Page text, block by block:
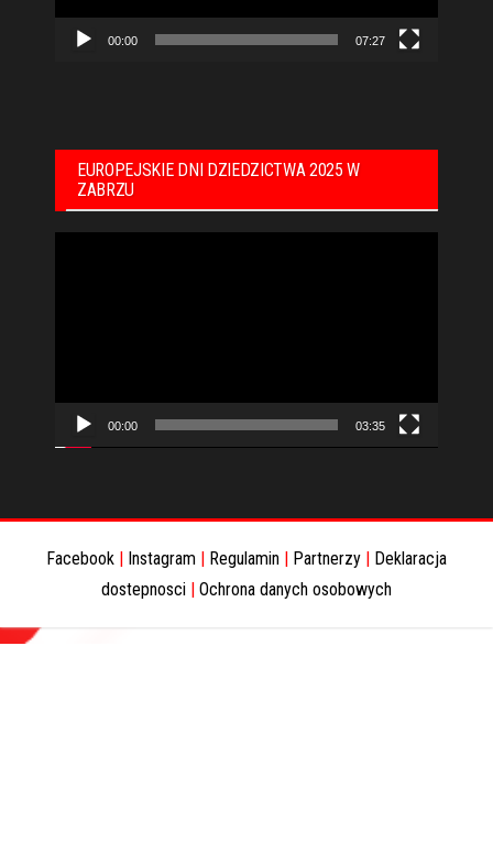
00:00 07:27
EUROPEJSKIE DNI DZIEDZICTWA 2025 W
ZABRZU
00:00 03:35
Facebook Instagram Regulamin Partnerzy
Deklaracja
dostepnosci
Ochrona danych osobowych